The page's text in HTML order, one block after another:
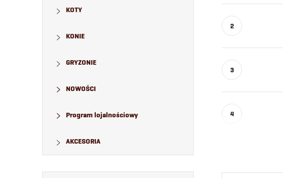
KOTY
KONIE
GRYZONIE
NOWOŚCI
Program lojalnościowy
AKCESORIA